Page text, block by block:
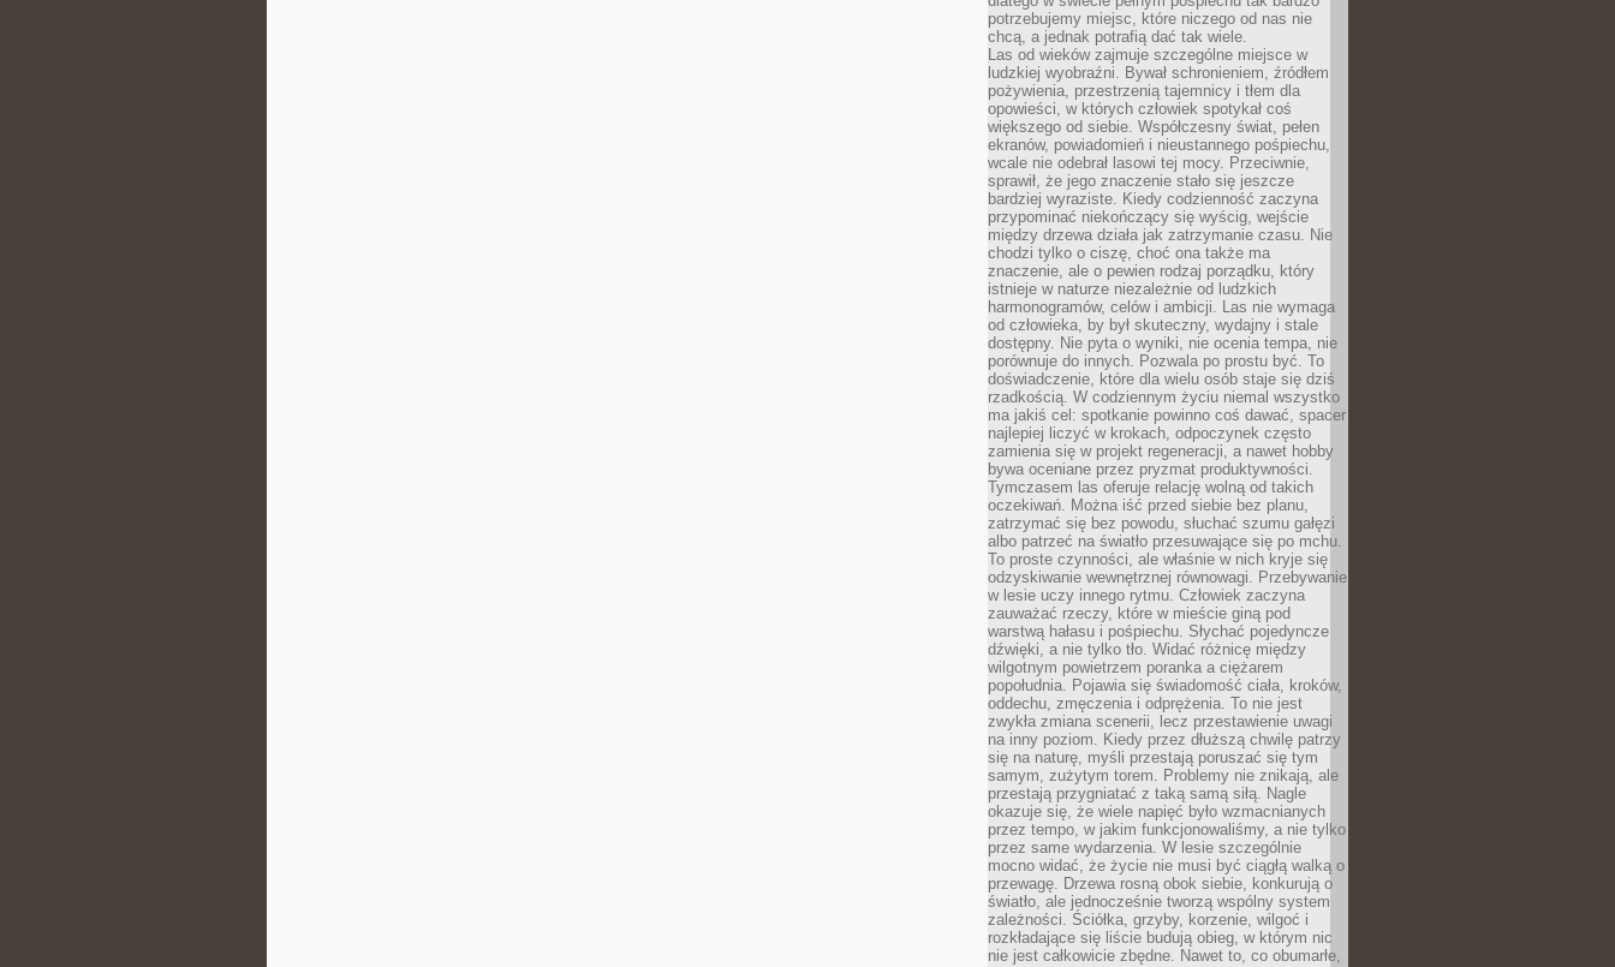
potrzebujemy miejsc, które niczego od nas nie
chcą, a jednak potrafią dać tak wiele.
Las od wieków zajmuje szczególne miejsce w
ludzkiej wyobraźni. Bywał schronieniem, źródłem
pożywienia, przestrzenią tajemnicy i tłem dla
opowieści, w których człowiek spotykał coś
większego od siebie. Współczesny świat, pełen
ekranów, powiadomień i nieustannego pośpiechu,
wcale nie odebrał lasowi tej mocy. Przeciwnie,
sprawił, że jego znaczenie stało się jeszcze
bardziej wyraziste. Kiedy codzienność zaczyna
przypominać niekończący się wyścig, wejście
między drzewa działa jak zatrzymanie czasu. Nie
chodzi tylko o ciszę, choć ona także ma
znaczenie, ale o pewien rodzaj porządku, który
istnieje w naturze niezależnie od ludzkich
harmonogramów, celów i ambicji. Las nie wymaga
od człowieka, by był skuteczny, wydajny i stale
dostępny. Nie pyta o wyniki, nie ocenia tempa, nie
porównuje do innych. Pozwala po prostu być. To
doświadczenie, które dla wielu osób staje się dziś
rzadkością. W codziennym życiu niemal wszystko
ma jakiś cel: spotkanie powinno coś dawać, spacer
najlepiej liczyć w krokach, odpoczynek często
zamienia się w projekt regeneracji, a nawet hobby
bywa oceniane przez pryzmat produktywności.
Tymczasem las oferuje relację wolną od takich
oczekiwań. Można iść przed siebie bez planu,
zatrzymać się bez powodu, słuchać szumu gałęzi
albo patrzeć na światło przesuwające się po mchu.
To proste czynności, ale właśnie w nich kryje się
odzyskiwanie wewnętrznej równowagi. Przebywanie
w lesie uczy innego rytmu. Człowiek zaczyna
zauważać rzeczy, które w mieście giną pod
warstwą hałasu i pośpiechu. Słychać pojedyncze
dźwięki, a nie tylko tło. Widać różnicę między
wilgotnym powietrzem poranka a ciężarem
popołudnia. Pojawia się świadomość ciała, kroków,
oddechu, zmęczenia i odprężenia. To nie jest
zwykła zmiana scenerii, lecz przestawienie uwagi
na inny poziom. Kiedy przez dłuższą chwilę patrzy
się na naturę, myśli przestają poruszać się tym
samym, zużytym torem. Problemy nie znikają, ale
przestają przygniatać z taką samą siłą. Nagle
okazuje się, że wiele napięć było wzmacnianych
przez tempo, w jakim funkcjonowaliśmy, a nie tylko
przez same wydarzenia. W lesie szczególnie
mocno widać, że życie nie musi być ciągłą walką o
przewagę. Drzewa rosną obok siebie, konkurują o
światło, ale jednocześnie tworzą wspólny system
zależności. Ściółka, grzyby, korzenie, wilgoć i
rozkładające się liście budują obieg, w którym nic
nie jest całkowicie zbędne. Nawet to, co obumarłe,